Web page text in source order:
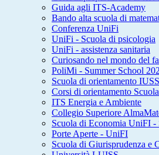
Guida agli ITS-Academy
Bando alta scuola di
Conferenza UniFi
UniFi - Scuola di psicologia
UniFi - assistenza sanitaria
Curiosando nel mondo del
PoliMi - Summer School
Scuola di orientamento IUSS
Corsi di orientamento
ITS Energia e Ambiente
Collegio Superiore
Scuola di Economia UniFI -
Porte Aperte - UniFI
Scuola di Giurisprudenza e